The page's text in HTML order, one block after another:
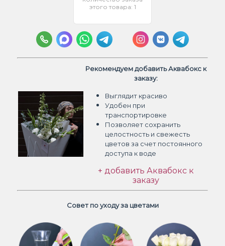
этого товара: 1
Рекомендуем добавить Аквабокс к
заказу:
Выглядит красиво
Удобен при
транспортировке
Позволяет сохранить
целостность и свежесть
цветов за счет постоянного
доступа к воде
+ добавить Аквабокс к
заказу
Совет по уходу за цветами